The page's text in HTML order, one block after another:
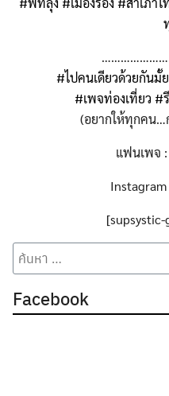
#ไปคนเดียวด้วยกันมั้ย
#เพจท่องเที่ยว #
(อยากให้ทุกคน…
แฟนเพจ :
Instagram
Search
for:
Facebook